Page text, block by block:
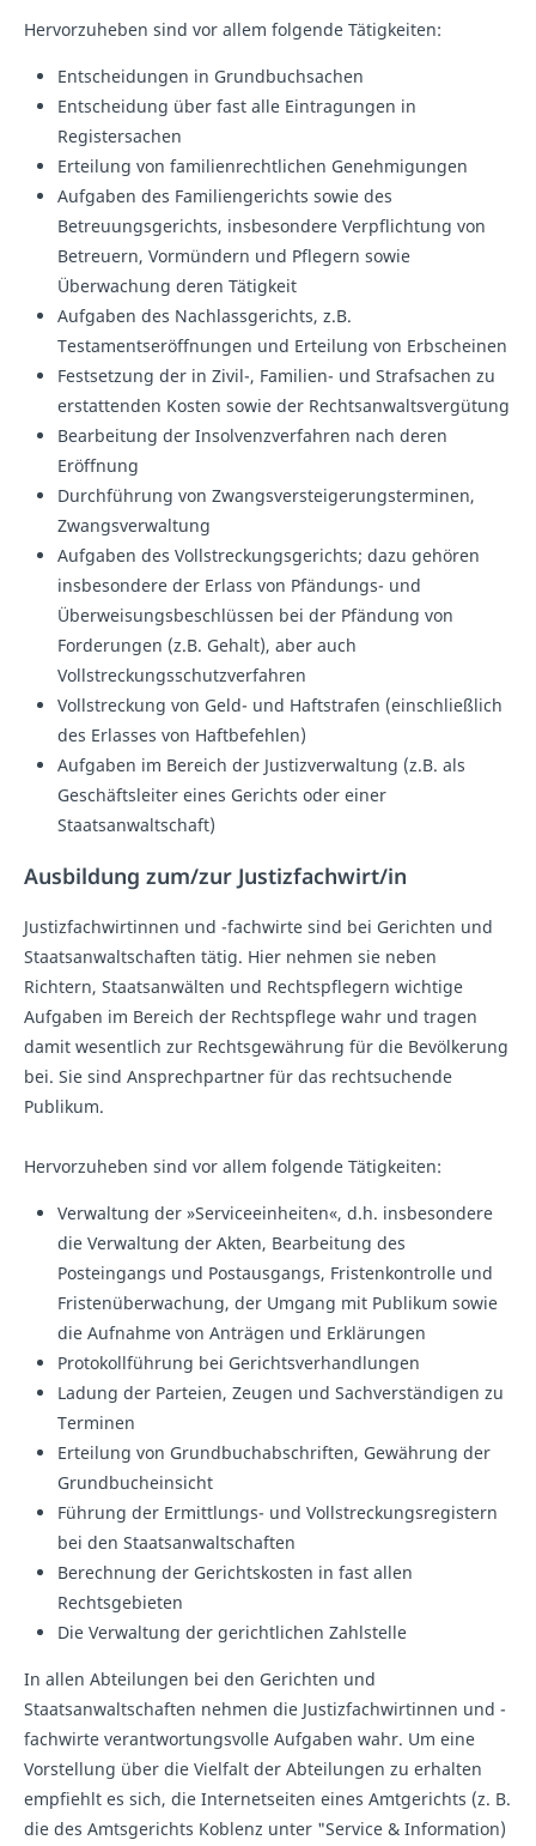
Hervorzuheben sind vor allem folgende Tätigkeiten:
Entscheidungen in Grundbuchsachen
Entscheidung über fast alle Eintragungen in
Registersachen
Erteilung von familienrechtlichen Genehmigungen
Aufgaben des Familiengerichts sowie des
Betreuungsgerichts, insbesondere Verpflichtung von
Betreuern, Vormündern und Pflegern sowie
Überwachung deren Tätigkeit
Aufgaben des Nachlassgerichts, z.B.
Testamentseröffnungen und Erteilung von Erbscheinen
Festsetzung der in Zivil-, Familien- und Strafsachen zu
erstattenden Kosten sowie der Rechtsanwaltsvergütung
Bearbeitung der Insolvenzverfahren nach deren
Eröffnung
Durchführung von Zwangsversteigerungsterminen,
Zwangsverwaltung
Aufgaben des Vollstreckungsgerichts; dazu gehören
insbesondere der Erlass von Pfändungs- und
Überweisungsbeschlüssen bei der Pfändung von
Forderungen (z.B. Gehalt), aber auch
Vollstreckungsschutzverfahren
Vollstreckung von Geld- und Haftstrafen (einschließlich
des Erlasses von Haftbefehlen)
Aufgaben im Bereich der Justizverwaltung (z.B. als
Geschäftsleiter eines Gerichts oder einer
Staatsanwaltschaft)
Ausbildung zum/zur Justizfachwirt/in
Justizfachwirtinnen und -fachwirte sind bei Gerichten und
Staatsanwaltschaften tätig. Hier nehmen sie neben
Richtern, Staatsanwälten und Rechtspflegern wichtige
Aufgaben im Bereich der Rechtspflege wahr und tragen
damit wesentlich zur Rechtsgewährung für die Bevölkerung
bei. Sie sind Ansprechpartner für das rechtsuchende
Publikum.
Hervorzuheben sind vor allem folgende Tätigkeiten:
Verwaltung der »Serviceeinheiten«, d.h. insbesondere
die Verwaltung der Akten, Bearbeitung des
Posteingangs und Postausgangs, Fristenkontrolle und
Fristenüberwachung, der Umgang mit Publikum sowie
die Aufnahme von Anträgen und Erklärungen
Protokollführung bei Gerichtsverhandlungen
Ladung der Parteien, Zeugen und Sachverständigen zu
Terminen
Erteilung von Grundbuchabschriften, Gewährung der
Grundbucheinsicht
Führung der Ermittlungs- und Vollstreckungsregistern
bei den Staatsanwaltschaften
Berechnung der Gerichtskosten in fast allen
Rechtsgebieten
Die Verwaltung der gerichtlichen Zahlstelle
In allen Abteilungen bei den Gerichten und
Staatsanwaltschaften nehmen die Justizfachwirtinnen und -
fachwirte verantwortungsvolle Aufgaben wahr. Um eine
Vorstellung über die Vielfalt der Abteilungen zu erhalten
empfiehlt es sich, die Internetseiten eines Amtgerichts (z. B.
die des Amtsgerichts Koblenz unter "Service & Information)